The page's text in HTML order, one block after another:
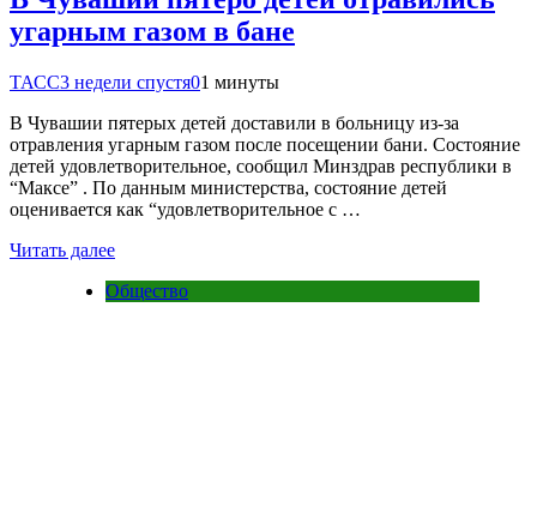
угарным газом в бане
ТАСС3 недели спустя01 минуты
В Чувашии пятерых детей доставили в больницу из-за
отравления угарным газом после посещении бани. Состояние
детей удовлетворительное, сообщил Минздрав республики в
“Максе” . По данным министерства, состояние детей
оценивается как “удовлетворительное с …
Читать далее
Общество